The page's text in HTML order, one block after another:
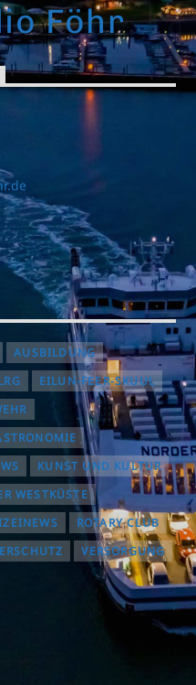
Föhr
AUSBILDUNG
EILUN-FEER-SKUUL
KUNST UND KULTUR
WESTKÜSTE
ROTARY CLUB
VERSORGUNG